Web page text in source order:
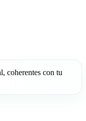
coherentes con tu